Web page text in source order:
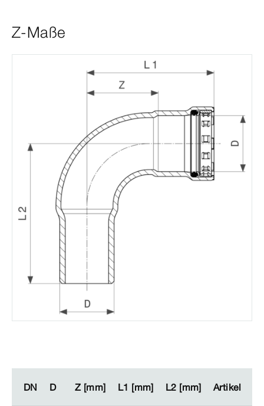
Z-Maße
DN D Z [mm] L1 [mm] L2 [mm] Artikel
DN D Z [mm] L1 [mm] L2 [mm] Artikel